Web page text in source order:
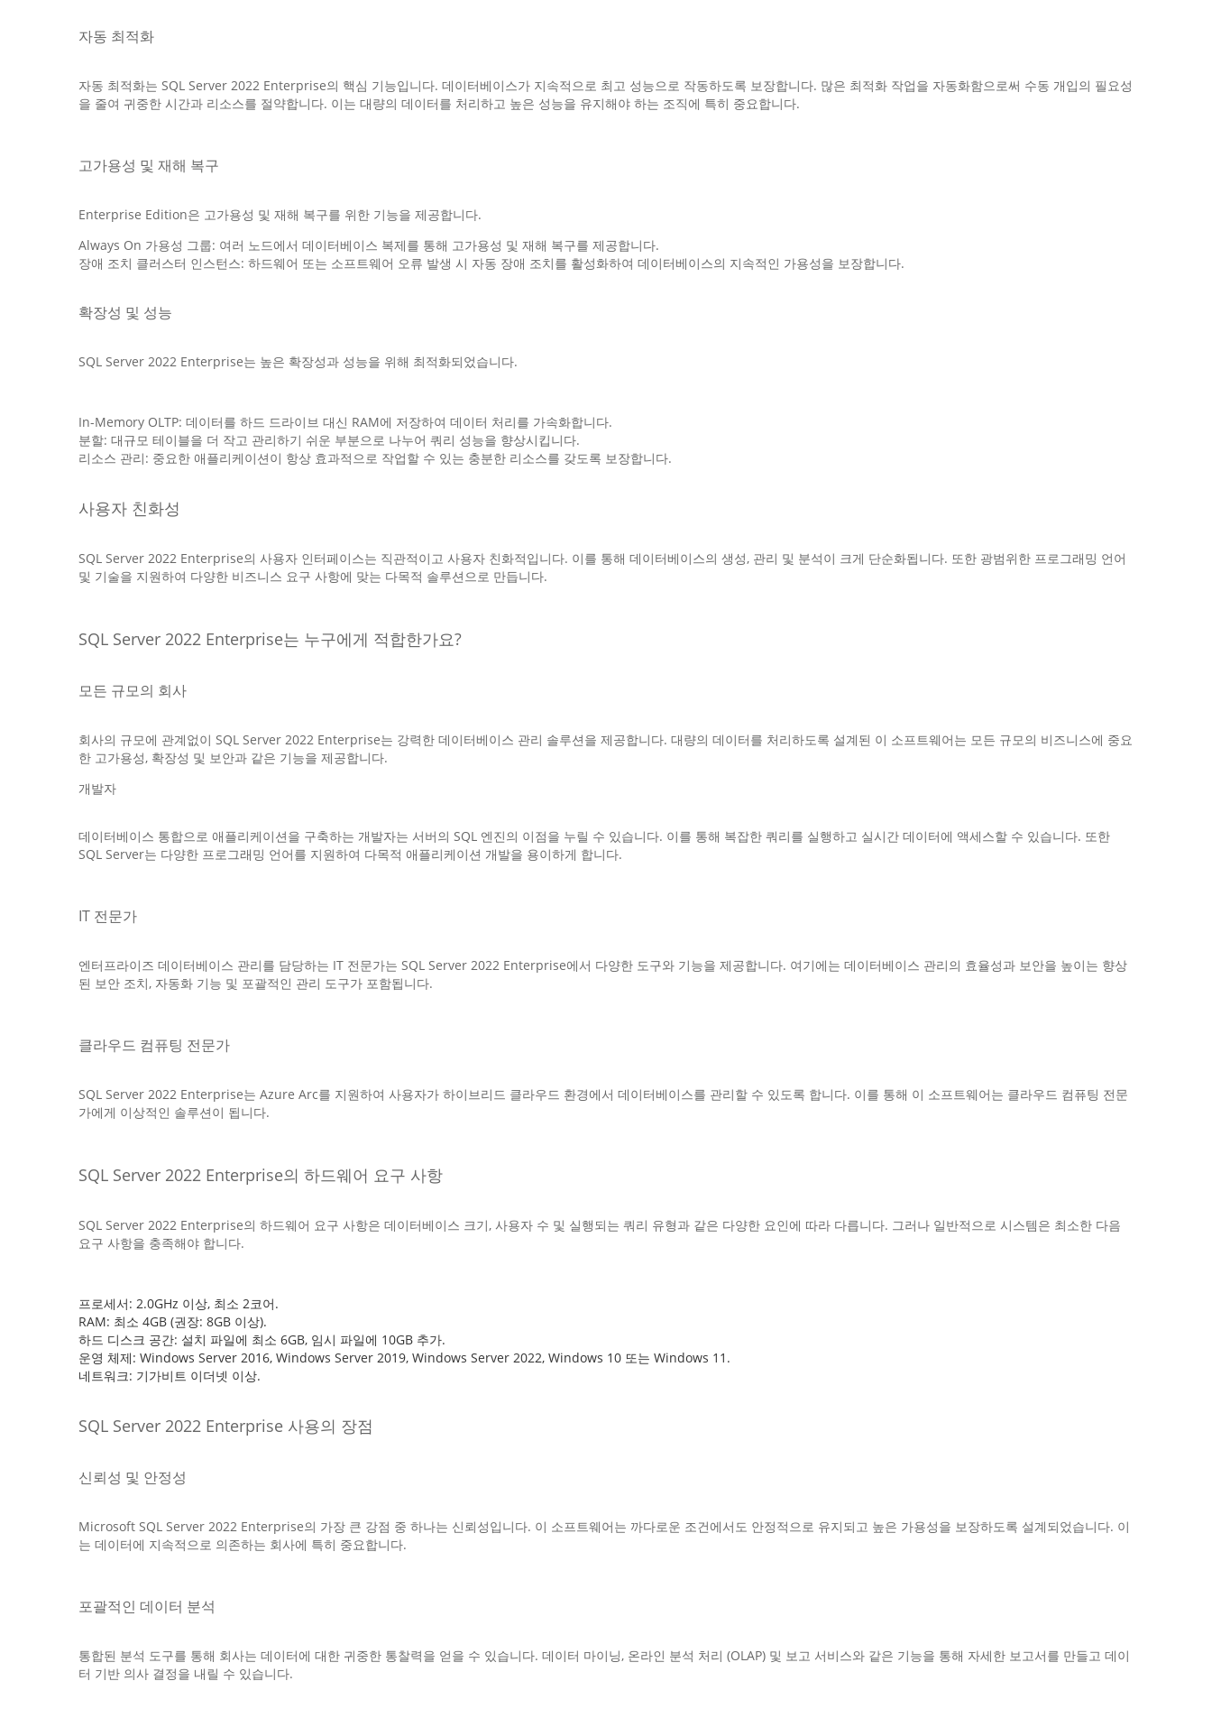
자동 최적화
자동 최적화는 SQL Server 2022 Enterprise의 핵심 기능입니다. 데이터베이스가 지속적으로 최고 성능으로 작동하도록 보장합니다. 많은 최적화 작업을 자동화함으로써 수동 개입의 필요성
을 줄여 귀중한 시간과 리소스를 절약합니다. 이는 대량의 데이터를 처리하고 높은 성능을 유지해야 하는 조직에 특히 중요합니다.
고가용성 및 재해 복구
Enterprise Edition은 고가용성 및 재해 복구를 위한 기능을 제공합니다.
Always On 가용성 그룹: 여러 노드에서 데이터베이스 복제를 통해 고가용성 및 재해 복구를 제공합니다.
장애 조치 클러스터 인스턴스: 하드웨어 또는 소프트웨어 오류 발생 시 자동 장애 조치를 활성화하여 데이터베이스의 지속적인 가용성을 보장합니다.
확장성 및 성능
SQL Server 2022 Enterprise는 높은 확장성과 성능을 위해 최적화되었습니다.
In-Memory OLTP: 데이터를 하드 드라이브 대신 RAM에 저장하여 데이터 처리를 가속화합니다.
분할: 대규모 테이블을 더 작고 관리하기 쉬운 부분으로 나누어 쿼리 성능을 향상시킵니다.
리소스 관리: 중요한 애플리케이션이 항상 효과적으로 작업할 수 있는 충분한 리소스를 갖도록 보장합니다.
사용자 친화성
SQL Server 2022 Enterprise의 사용자 인터페이스는 직관적이고 사용자 친화적입니다. 이를 통해 데이터베이스의 생성, 관리 및 분석이 크게 단순화됩니다. 또한 광범위한 프로그래밍 언어
및 기술을 지원하여 다양한 비즈니스 요구 사항에 맞는 다목적 솔루션으로 만듭니다.
SQL Server 2022 Enterprise는 누구에게 적합한가요?
모든 규모의 회사
회사의 규모에 관계없이 SQL Server 2022 Enterprise는 강력한 데이터베이스 관리 솔루션을 제공합니다. 대량의 데이터를 처리하도록 설계된 이 소프트웨어는 모든 규모의 비즈니스에 중요
한 고가용성, 확장성 및 보안과 같은 기능을 제공합니다.
개발자
데이터베이스 통합으로 애플리케이션을 구축하는 개발자는 서버의 SQL 엔진의 이점을 누릴 수 있습니다. 이를 통해 복잡한 쿼리를 실행하고 실시간 데이터에 액세스할 수 있습니다. 또한
SQL Server는 다양한 프로그래밍 언어를 지원하여 다목적 애플리케이션 개발을 용이하게 합니다.
IT 전문가
엔터프라이즈 데이터베이스 관리를 담당하는 IT 전문가는 SQL Server 2022 Enterprise에서 다양한 도구와 기능을 제공합니다. 여기에는 데이터베이스 관리의 효율성과 보안을 높이는 향상
된 보안 조치, 자동화 기능 및 포괄적인 관리 도구가 포함됩니다.
클라우드 컴퓨팅 전문가
SQL Server 2022 Enterprise는 Azure Arc를 지원하여 사용자가 하이브리드 클라우드 환경에서 데이터베이스를 관리할 수 있도록 합니다. 이를 통해 이 소프트웨어는 클라우드 컴퓨팅 전문
가에게 이상적인 솔루션이 됩니다.
SQL Server 2022 Enterprise의 하드웨어 요구 사항
SQL Server 2022 Enterprise의 하드웨어 요구 사항은 데이터베이스 크기, 사용자 수 및 실행되는 쿼리 유형과 같은 다양한 요인에 따라 다릅니다. 그러나 일반적으로 시스템은 최소한 다음
요구 사항을 충족해야 합니다.
프로세서: 2.0GHz 이상, 최소 2코어.
RAM: 최소 4GB (권장: 8GB 이상).
하드 디스크 공간: 설치 파일에 최소 6GB, 임시 파일에 10GB 추가.
운영 체제: Windows Server 2016, Windows Server 2019, Windows Server 2022, Windows 10 또는 Windows 11.
네트워크: 기가비트 이더넷 이상.
SQL Server 2022 Enterprise 사용의 장점
신뢰성 및 안정성
Microsoft SQL Server 2022 Enterprise의 가장 큰 강점 중 하나는 신뢰성입니다. 이 소프트웨어는 까다로운 조건에서도 안정적으로 유지되고 높은 가용성을 보장하도록 설계되었습니다. 이
는 데이터에 지속적으로 의존하는 회사에 특히 중요합니다.
포괄적인 데이터 분석
통합된 분석 도구를 통해 회사는 데이터에 대한 귀중한 통찰력을 얻을 수 있습니다. 데이터 마이닝, 온라인 분석 처리 (OLAP) 및 보고 서비스와 같은 기능을 통해 자세한 보고서를 만들고 데이
터 기반 의사 결정을 내릴 수 있습니다.